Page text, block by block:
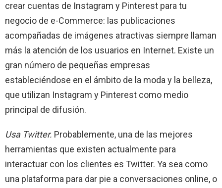
crear cuentas de Instagram y Pinterest para tu
negocio de e-Commerce: las publicaciones
acompañadas de imágenes atractivas siempre llaman
más la atención de los usuarios en Internet. Existe un
gran número de pequeñas empresas
estableciéndose en el ámbito de la moda y la belleza,
que utilizan Instagram y Pinterest como medio
principal de difusión.
Usa Twitter. Probablemente, una de las mejores
herramientas que existen actualmente para
interactuar con los clientes es Twitter. Ya sea como
una plataforma para dar pie a conversaciones online, o